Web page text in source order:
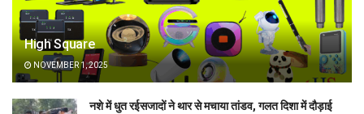
High Square
NOVEMBER 1, 2025
नशे में धुत रईसजादों ने थार से मचाया तांडव, गलत दिशा में दौड़ाई